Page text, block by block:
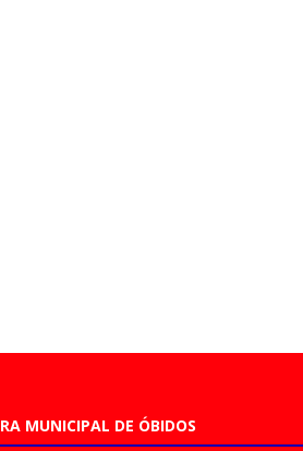
MUNICIPAL DE ÓBIDOS